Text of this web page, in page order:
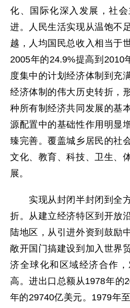
化、国际化深入发展，社
进。人民生活实现从温饱不
越，人均国民总收入相当于
2005年的24.9%提高到2010
度集中的计划经济体制到充
经济体制的伟大历史转折，
种所有制经济共同发展的基
源配置中的基础性作用明显
臻完善。覆盖城乡居民的社
文化、教育、科技、卫生、
展。
实现从封闭半封闭到全方
折。从建立经济特区到开放
陆地区，从引进外资到鼓励
敞开国门搞建设到加入世界
济全球化和区域经济合作
高。进出口总额从1978年的
年的29740亿美元。1979年